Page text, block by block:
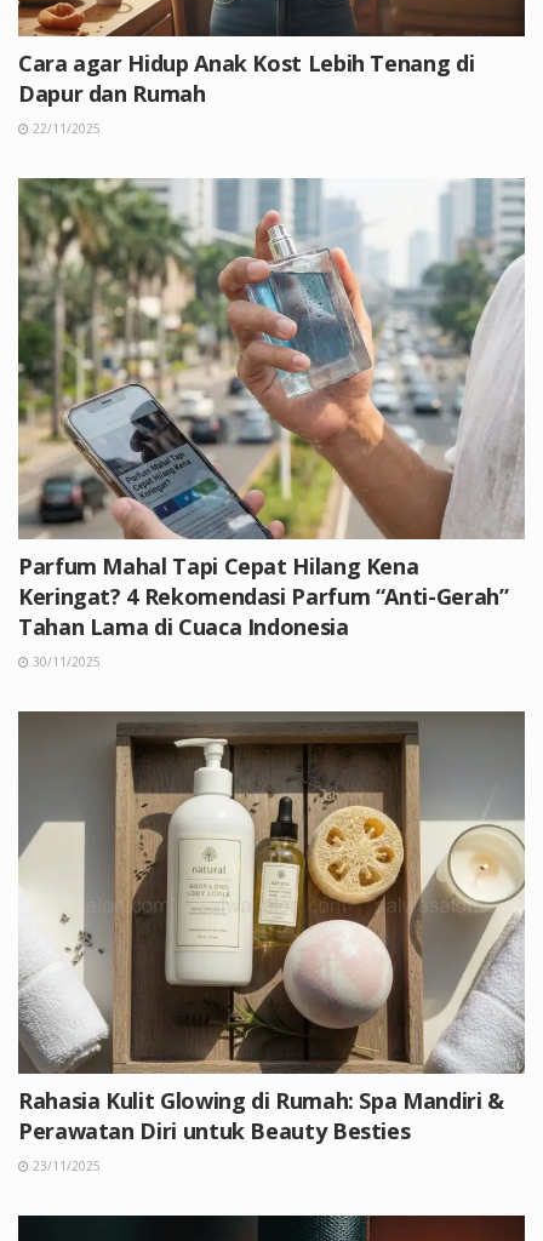
Cara agar Hidup Anak Kost Lebih Tenang di
Dapur dan Rumah
22/11/2025
Parfum Mahal Tapi Cepat Hilang Kena
Keringat? 4 Rekomendasi Parfum “Anti-Gerah”
Tahan Lama di Cuaca Indonesia
30/11/2025
Rahasia Kulit Glowing di Rumah: Spa Mandiri &
Perawatan Diri untuk Beauty Besties
23/11/2025